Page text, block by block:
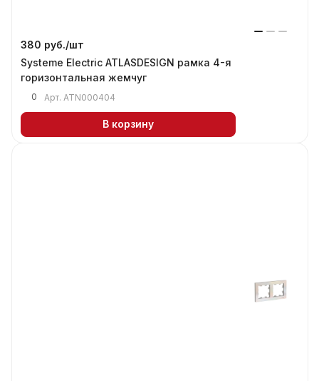
380 руб./шт
Systeme Electric ATLASDESIGN рамка 4-я
горизонтальная жемчуг
0 Арт. ATN000404
В корзину